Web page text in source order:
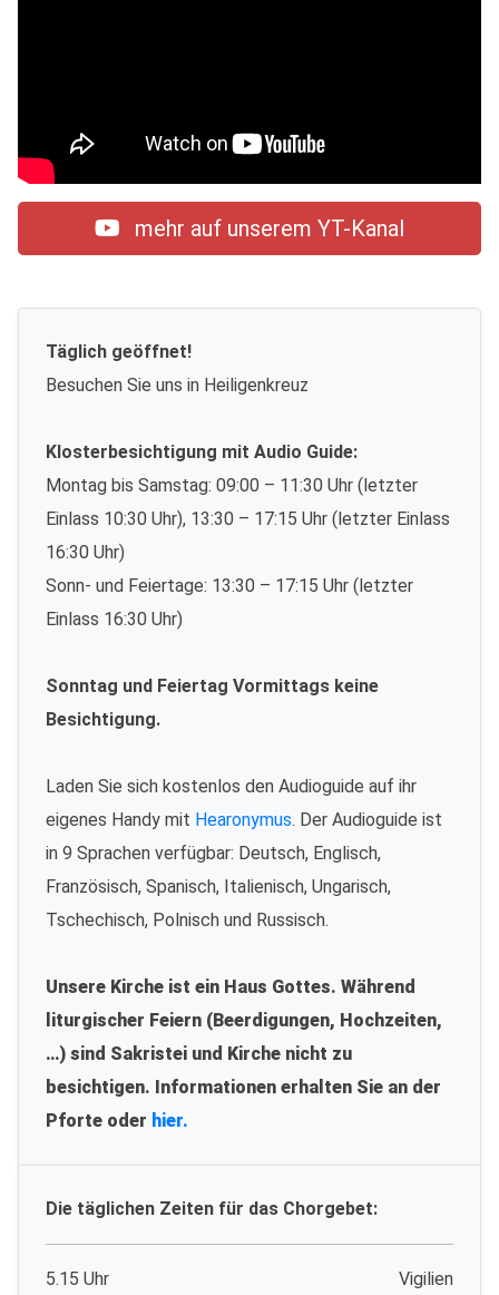
mehr auf unserem YT-Kanal
Täglich geöffnet!
Besuchen Sie uns in Heiligenkreuz
Klosterbesichtigung mit Audio Guide:
Montag bis Samstag: 09:00 – 11:30 Uhr (letzter
Einlass 10:30 Uhr), 13:30 – 17:15 Uhr (letzter Einlass
16:30 Uhr)
Sonn- und Feiertage: 13:30 – 17:15 Uhr (letzter
Einlass 16:30 Uhr)
Sonntag und Feiertag Vormittags keine
Besichtigung.
Laden Sie sich kostenlos den Audioguide auf ihr
eigenes Handy mit Hearonymus. Der Audioguide ist
in 9 Sprachen verfügbar: Deutsch, Englisch,
Französisch, Spanisch, Italienisch, Ungarisch,
Tschechisch, Polnisch und Russisch.
Unsere Kirche ist ein Haus Gottes. Während
liturgischer Feiern (Beerdigungen, Hochzeiten,
…) sind Sakristei und Kirche nicht zu
besichtigen. Informationen erhalten Sie an der
Pforte oder hier.
Die täglichen Zeiten für das Chorgebet:
5.15 Uhr Vigilien